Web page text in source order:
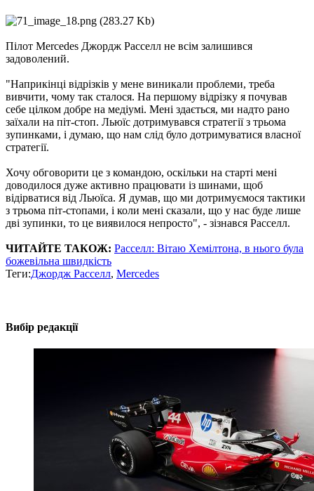
Пілот Mercedes Джордж Расселл не всім залишився
задоволений.
"Наприкінці відрізків у мене виникали проблеми, треба
вивчити, чому так сталося. На першому відрізку я почував
себе цілком добре на медіумі. Мені здається, ми надто рано
заїхали на піт-стоп. Льюїс дотримувався стратегії з трьома
зупинками, і думаю, що нам слід було дотримуватися власної
стратегії.
Хочу обговорити це з командою, оскільки на старті мені
доводилося дуже активно працювати із шинами, щоб
відірватися від Льюїса. Я думав, що ми дотримуємося тактики
з трьома піт-стопами, і коли мені сказали, що у нас буде лише
дві зупинки, то це виявилося непросто", - зізнався Расселл.
ЧИТАЙТЕ ТАКОЖ: Расселл: Вітаю Хемілтона, в нього була
божевільна швидкість
Теги:Джордж Расселл, Mercedes
Вибір редакції